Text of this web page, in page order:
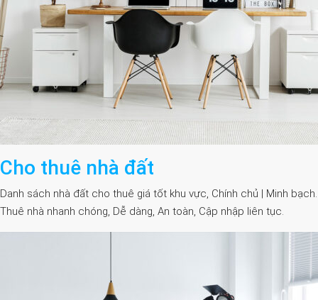
Cho thuê nhà đất
Danh sách nhà đất cho thuê giá tốt khu vực, Chính chủ | Minh bạch.
Thuê nhà nhanh chóng, Dễ dàng, An toàn, Cập nhập liên tục.